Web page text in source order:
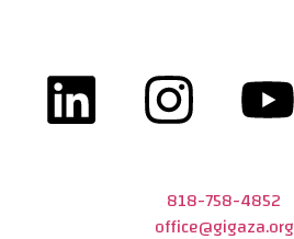
818-758-4852
office@gigaza.org